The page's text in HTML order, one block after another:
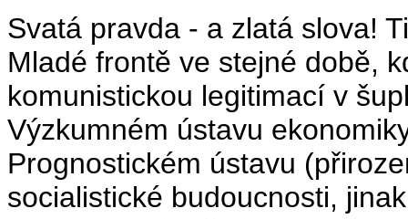
Svatá pravda - a zlatá slova!
Mladé frontě ve stejné době,
komunistickou legitimací v
Výzkumném ústavu
Prognostickém ústavu
socialistické budoucnosti,